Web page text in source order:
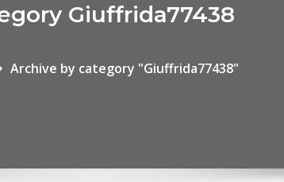
Giuffrida77438
Archive by category "Giuffrida77438"